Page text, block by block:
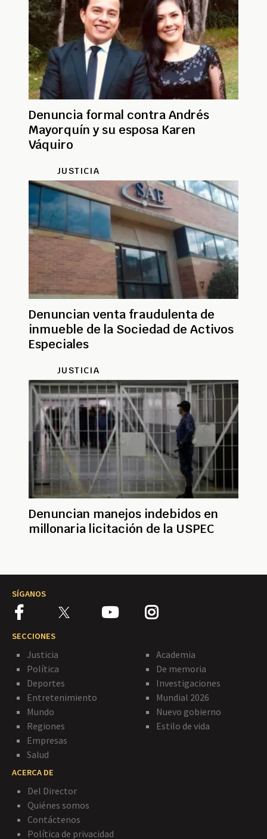
Denuncia formal contra Andrés
Mayorquín y su esposa Karen
Váquiro
JUSTICIA
Denuncian venta fraudulenta de
inmueble de la Sociedad de Activos
Especiales
JUSTICIA
Denuncian manejos indebidos en
millonaria licitación de la USPEC
SÍGANOS
SECCIONES
Justicia
Política
Deportes
Entretenimiento
Mundo
Regiones
Empresas
Salud
Academia
De memoria
Investigaciones
Mundial 2026
Nuevo gobierno
Estilo de vida
ACERCA DE
Del Director
Quiénes somos
Contáctenos
Política de privacidad